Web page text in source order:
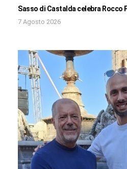
Sasso di Castalda celebra Rocco
7 Agosto 2026